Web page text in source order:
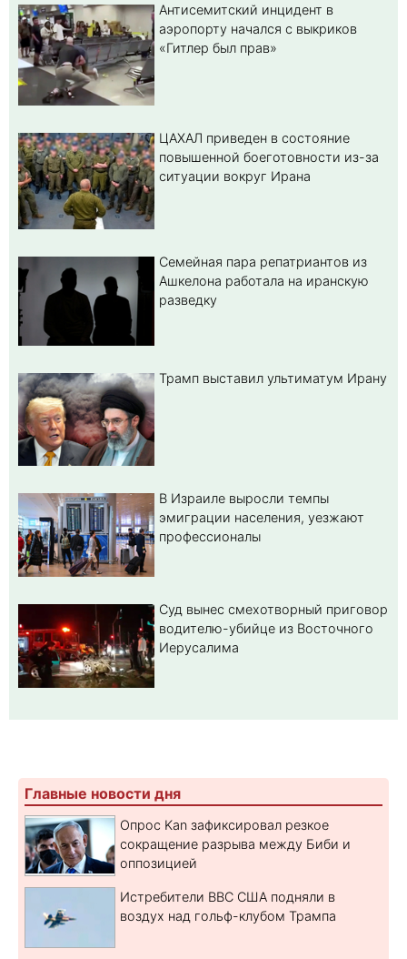
Антисемитский инцидент в
аэропорту начался с выкриков
«Гитлер был прав»
ЦАХАЛ приведен в состояние
повышенной боеготовности из-за
ситуации вокруг Ирана
Семейная пара репатриантов из
Ашкелона работала на иранскую
разведку
Трамп выставил ультиматум Ирану
В Израиле выросли темпы
эмиграции населения, уезжают
профессионалы
Суд вынес смехотворный приговор
водителю-убийце из Восточного
Иерусалима
Главные новости дня
Опрос Kan зафиксировал резкое
сокращение разрыва между Биби и
оппозицией
Истребители ВВС США подняли в
воздух над гольф-клубом Трампа